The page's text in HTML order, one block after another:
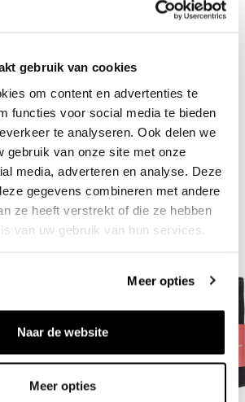
gebruik van cookies
om content en advertenties te
functies voor social media te bieden
te analyseren. Ook delen we
gebruik van onze site met onze
media, adverteren en analyse. Deze
gegevens combineren met andere
ze heeft verstrekt of die ze hebben
van uw gebruik van hun services.
Meer opties
Naar de website
Meer opties
Chat Whatsapp
similaires